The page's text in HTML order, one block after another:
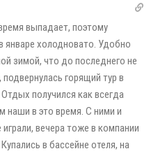
выпадает, поэтому
январе холодновато. Удобно
зимой, что до последнего не
горящий тур в
получился как всегда
наши в это время. С ними и
вечера тоже в компании
в бассейне отеля, на